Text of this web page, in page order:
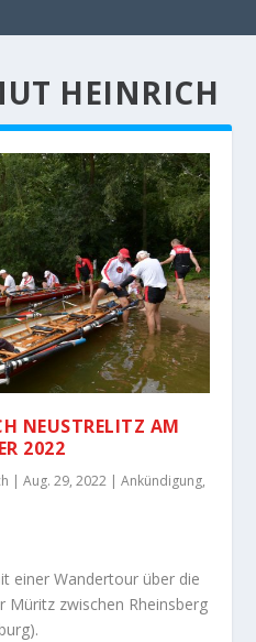
HEINRICH
NEUSTRELITZ AM
2022
|Aug. 29, 2022 |Ankündigung,
einer Wandertour über die
Müritz zwischen Rheinsberg